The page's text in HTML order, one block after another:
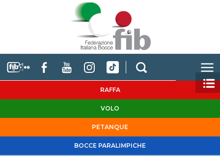
RAFFA
VOLO
PETANQUE
BOCCE PARALIMPICHE